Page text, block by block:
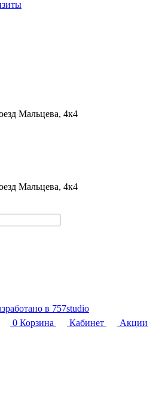
Мальцева, 4к4
Мальцева, 4к4
в 757studio
0 Корзина Кабинет
Акции